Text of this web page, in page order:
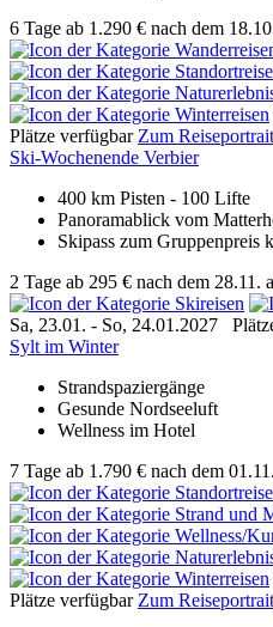
6 Tage ab 1.290 € nach dem
Plätze verfügbar Zum Reiseportrait
Ski-Wochenende Verbier
400 km Pisten - 100 Lifte
Panoramablick vom
Skipass zum Gruppenpreis
2 Tage ab 295 € nach dem 28.11.
Sa, 23.01. - So, 24.01.2027
Sylt im Winter
Strandspaziergänge
Gesunde Nordseeluft
Wellness im Hotel
7 Tage ab 1.790 € nach dem 01.11.
Plätze verfügbar Zum Reiseportrait